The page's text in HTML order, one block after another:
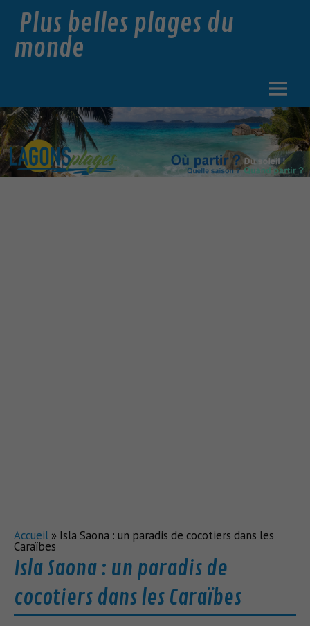
Plus belles plages du
monde
Accueil » Isla Saona : un paradis de cocotiers dans les
Caraïbes
Isla Saona : un paradis de
cocotiers dans les Caraïbes